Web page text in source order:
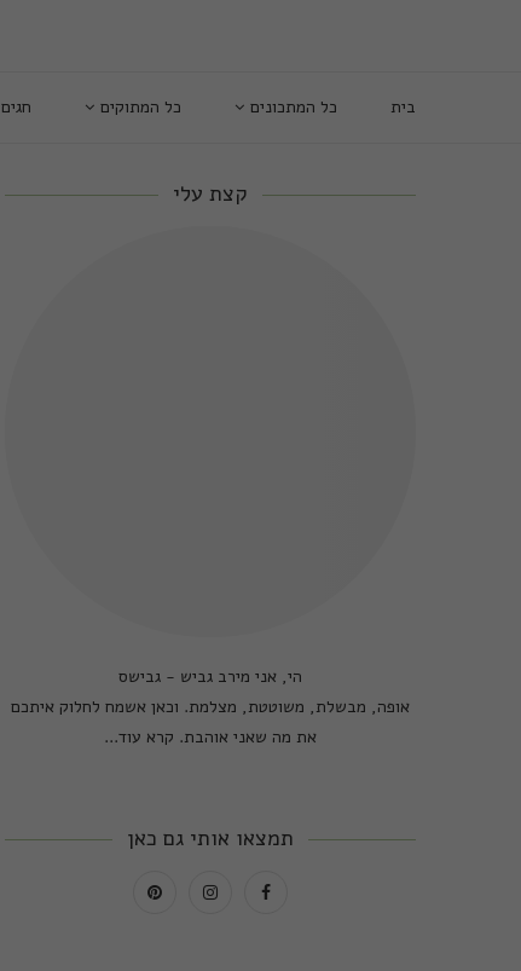
בית כל המתכונים כל המתוקים חגים
קצת עלי
הי, אני מירב גביש - גבישס
אופה, מבשלת, משוטטת, מצלמת. וכאן אשמח לחלוק איתכם
את מה שאני אוהבת. קרא עוד...
תמצאו אותי גם כאן